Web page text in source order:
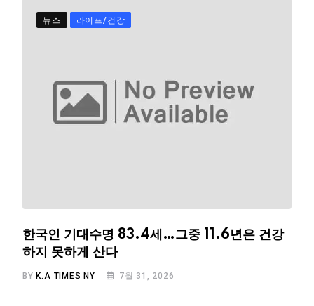
뉴스 라이프/건강
한국인 기대수명 83.4세…그중 11.6년은 건강
하지 못하게 산다
BYK.A TIMES NY 7월 31, 2026